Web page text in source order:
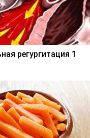
регургитация 1